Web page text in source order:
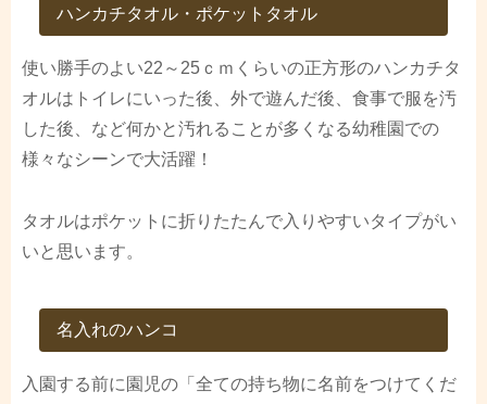
ハンカチタオル・ポケットタオル
使い勝手のよい22～25ｃｍくらいの正方形のハンカチタ
オルはトイレにいった後、外で遊んだ後、食事で服を汚
した後、など何かと汚れることが多くなる幼稚園での
様々なシーンで大活躍！
タオルはポケットに折りたたんで入りやすいタイプがい
いと思います。
名入れのハンコ
入園する前に園児の「全ての持ち物に名前をつけてくだ